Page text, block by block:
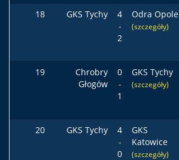
18 GKS Tychy
4
-
2
Odra Opole
(szczegóły)
19
Chrobry
Głogów
0
-
1
GKS Tychy
(szczegóły)
20 GKS Tychy
4
-
0
GKS
Katowice
(szczegóły)